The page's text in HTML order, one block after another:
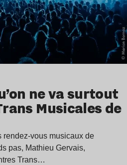
ne va surtout
Musicales de
rendez-vous musicaux de
pas, Mathieu Gervais,
Trans…